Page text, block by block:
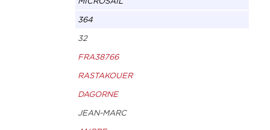
364
32
FRA38766
RASTAKOUER
DAGORNE
JEAN-MARC